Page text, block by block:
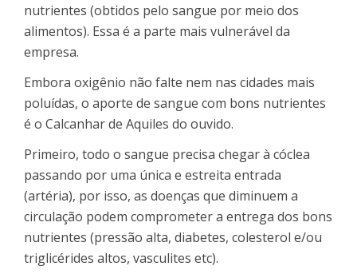
nutrientes (obtidos pelo sangue por meio dos
alimentos). Essa é a parte mais vulnerável da
empresa.
Embora oxigênio não falte nem nas cidades mais
poluídas, o aporte de sangue com bons nutrientes
é o Calcanhar de Aquiles do ouvido.
Primeiro, todo o sangue precisa chegar à cóclea
passando por uma única e estreita entrada
(artéria), por isso, as doenças que diminuem a
circulação podem comprometer a entrega dos bons
nutrientes (pressão alta, diabetes, colesterol e/ou
triglicérides altos, vasculites etc).